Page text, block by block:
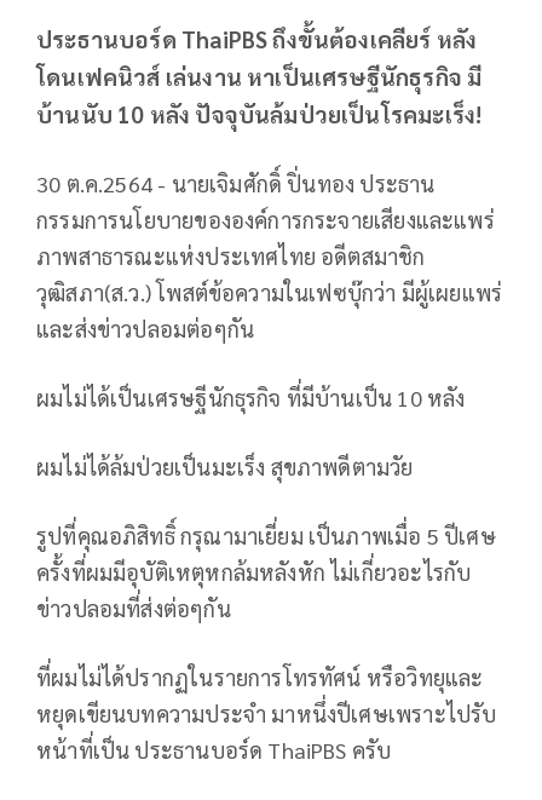
ประธานบอร์ด ThaiPBS ถึงขั้นต้องเคลียร์ หลัง
โดนเฟคนิวส์ เล่นงาน หาเป็นเศรษฐีนักธุรกิจ มี
บ้านนับ 10 หลัง ปัจจุบันล้มป่วยเป็นโรคมะเร็ง!
30 ต.ค.2564 - นายเจิมศักดิ์ ปิ่นทอง ประธาน
กรรมการนโยบายขององค์การกระจายเสียงและแพร่
ภาพสาธารณะแห่งประเทศไทย อดีตสมาชิก
วุฒิสภา(ส.ว.) โพสต์ข้อความในเฟซบุ๊กว่า มีผู้เผยแพร่
และส่งข่าวปลอมต่อๆกัน
ผมไม่ได้เป็นเศรษฐีนักธุรกิจ ที่มีบ้านเป็น 10 หลัง
ผมไม่ได้ล้มป่วยเป็นมะเร็ง สุขภาพดีตามวัย
รูปที่คุณอภิสิทธิ์ กรุณามาเยี่ยม เป็นภาพเมื่อ 5 ปีเศษ
ครั้งที่ผมมีอุบัติเหตุหกล้มหลังหัก ไม่เกี่ยวอะไรกับ
ข่าวปลอมที่ส่งต่อๆกัน
ที่ผมไม่ได้ปรากฏในรายการโทรทัศน์ หรือวิทยุและ
หยุดเขียนบทความประจำ มาหนึ่งปีเศษเพราะไปรับ
หน้าที่เป็น ประธานบอร์ด ThaiPBS ครับ